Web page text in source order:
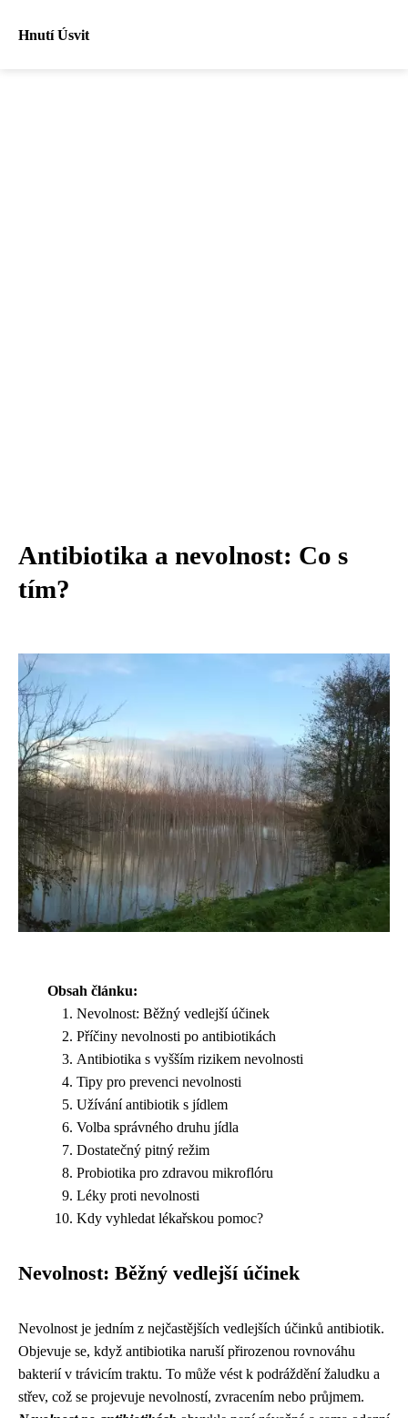
Hnutí Úsvit
Antibiotika a nevolnost: Co s
tím?
Obsah článku:
Nevolnost: Běžný vedlejší účinek
Příčiny nevolnosti po antibiotikách
Antibiotika s vyšším rizikem nevolnosti
Tipy pro prevenci nevolnosti
Užívání antibiotik s jídlem
Volba správného druhu jídla
Dostatečný pitný režim
Probiotika pro zdravou mikroflóru
Léky proti nevolnosti
Kdy vyhledat lékařskou pomoc?
Nevolnost: Běžný vedlejší účinek
Nevolnost je jedním z nejčastějších vedlejších účinků antibiotik.
Objevuje se, když antibiotika naruší přirozenou rovnováhu
bakterií v trávicím traktu. To může vést k podráždění žaludku a
střev, což se projevuje nevolností, zvracením nebo průjmem.